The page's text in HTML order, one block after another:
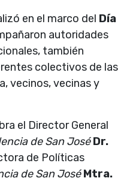
en el marco del Día
autoridades
también
colectivos de las
vecinos, vecinas y
el Director General
de San José Dr.
de Políticas
de San José Mtra.